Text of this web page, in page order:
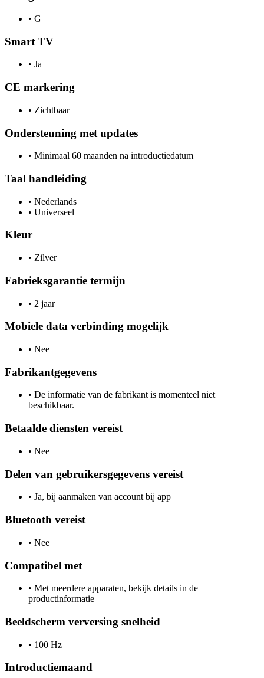
• G
Smart TV
• Ja
CE markering
• Zichtbaar
Ondersteuning met updates
• Minimaal 60 maanden na introductiedatum
Taal handleiding
• Nederlands
• Universeel
Kleur
• Zilver
Fabrieksgarantie termijn
• 2 jaar
Mobiele data verbinding mogelijk
• Nee
Fabrikantgegevens
• De informatie van de fabrikant is momenteel niet
beschikbaar.
Betaalde diensten vereist
• Nee
Delen van gebruikersgegevens vereist
• Ja, bij aanmaken van account bij app
Bluetooth vereist
• Nee
Compatibel met
• Met meerdere apparaten, bekijk details in de
productinformatie
Beeldscherm verversing snelheid
• 100 Hz
Introductiemaand